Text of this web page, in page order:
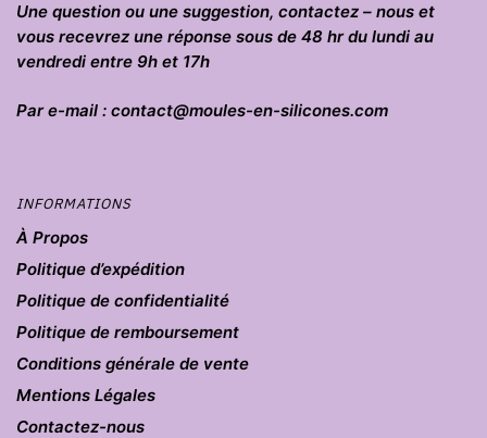
Une question ou une suggestion, contactez – nous et
vous recevrez une réponse sous de 48 hr du lundi au
vendredi entre 9h et 17h
Par e-mail : contact@moules-en-silicones.com
INFORMATIONS
À Propos
Politique d’expédition
Politique de confidentialité
Politique de remboursement
Conditions générale de vente
Mentions Légales
Contactez-nous